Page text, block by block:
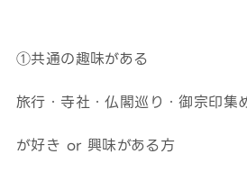
①共通の趣味がある
旅行・寺社・仏閣巡り・御宗印集
が好き or 興味がある方